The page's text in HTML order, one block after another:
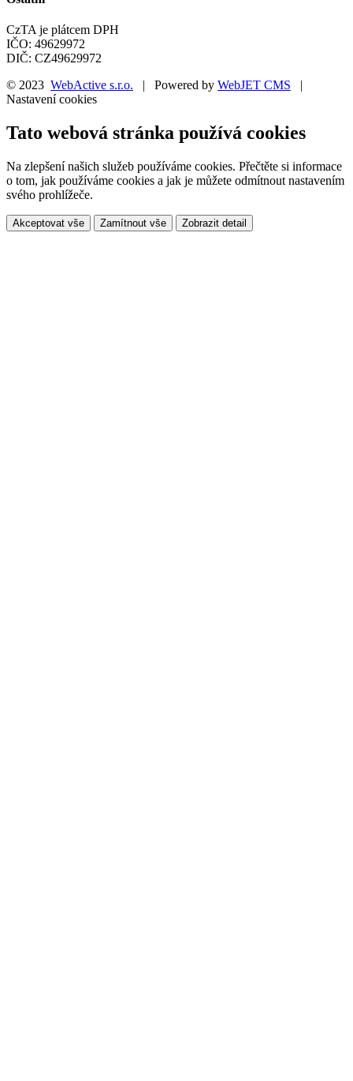
CzTA je plátcem DPH
IČO: 49629972
DIČ: CZ49629972
© 2023 WebActive s.r.o. | Powered by WebJET CMS |
Nastavení cookies
Tato webová stránka používá cookies
Na zlepšení našich služeb používáme cookies. Přečtěte si informace
o tom, jak používáme cookies a jak je můžete odmítnout nastavením
svého prohlížeče.
Akceptovat vše Zamítnout vše Zobrazit detail